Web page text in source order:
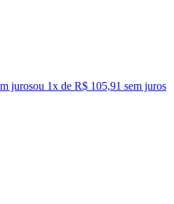
jurosou 1x de R$ 105,91 sem juros